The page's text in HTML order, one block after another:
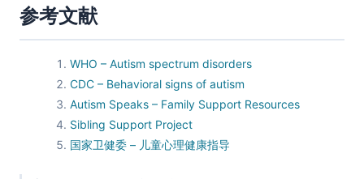
参考文献
WHO – Autism spectrum disorders
CDC – Behavioral signs of autism
Autism Speaks – Family Support Resources
Sibling Support Project
国家卫健委 – 儿童心理健康指导